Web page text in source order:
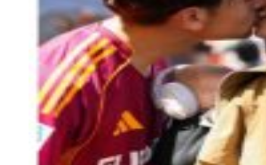
EL NUEVE STREAMS
PROGRAMACIÓN
EN VIVO